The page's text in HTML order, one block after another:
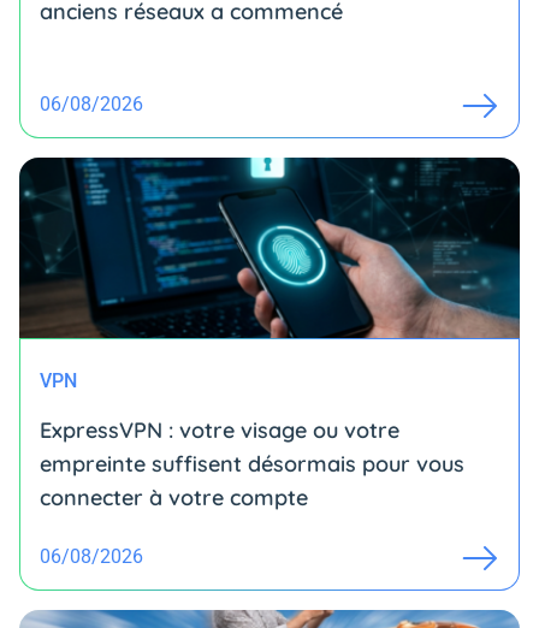
anciens réseaux a commencé
06/08/2026
VPN
ExpressVPN : votre visage ou votre
empreinte suffisent désormais pour vous
connecter à votre compte
06/08/2026